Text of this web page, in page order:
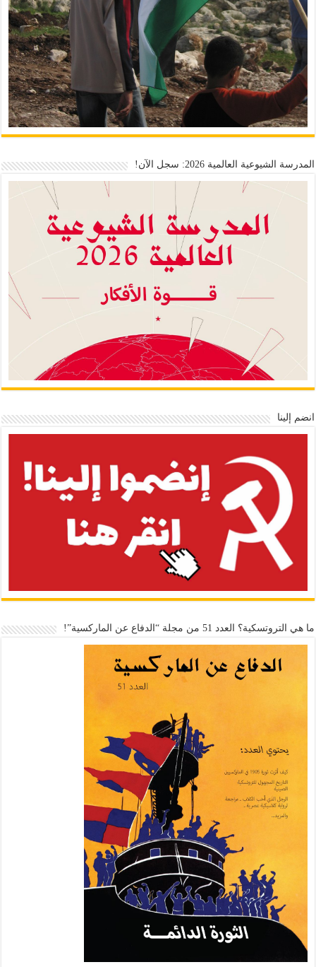
المدرسة الشيوعية العالمية 2026: سجل الآن!
انضم إلينا
ما هي التروتسكية؟ العدد 51 من مجلة “الدفاع عن الماركسية”!